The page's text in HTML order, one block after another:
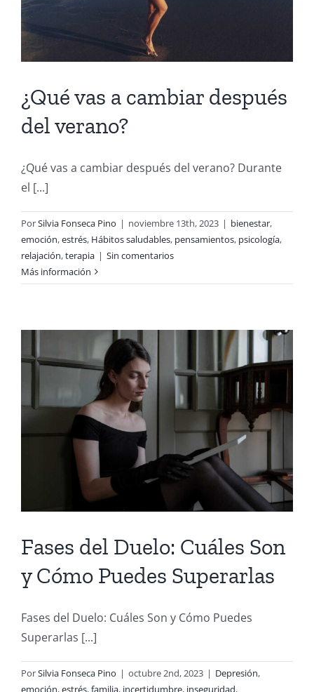
¿Qué vas a cambiar después
del verano?
¿Qué vas a cambiar después del verano? Durante
el [...]
PorSilvia Fonseca Pino | noviembre 13th, 2023 | bienestar,
emoción,estrés, Hábitos saludables, pensamientos, psicología,
relajación,terapia | Sin comentarios
Más información
Fases del Duelo: Cuáles Son
y Cómo Puedes Superarlas
Fases del Duelo: Cuáles Son y Cómo Puedes
Superarlas [...]
PorSilvia Fonseca Pino | octubre 2nd, 2023 | Depresión,
emoción,estrés,familia, incertidumbre, inseguridad,